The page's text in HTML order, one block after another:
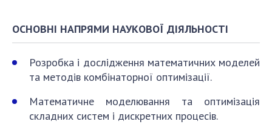
МЕРОПРІЯТИЯ
100-ЛЕТИЕ СО ДНЯ РОЖДЕНИЯ В.М. ГЛУШКОВА
ОСНОВНІ НАПРЯМИ НАУКОВОЇ ДІЯЛЬНОСТІ
Розробка і дослідження математичних моделей
та методів комбінаторної оптимізації.
Математичне моделювання та оптимізація
складних систем і дискретних процесів.